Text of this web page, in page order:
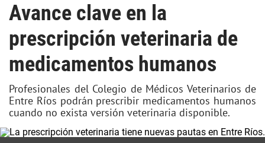
Avance clave en la
prescripción veterinaria de
medicamentos humanos
Profesionales del Colegio de Médicos Veterinarios de
Entre Ríos podrán prescribir medicamentos humanos
cuando no exista versión veterinaria disponible.